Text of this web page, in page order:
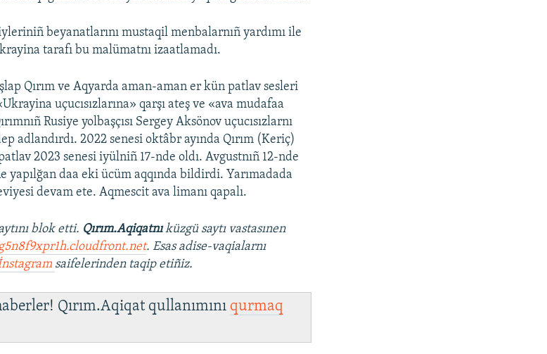
beyanatlarını mustaqil menbalarnıñ yardımı ile
tarafı bu malümatnı izaatlamadı.
Qırım ve Aqyarda aman-aman er kün patlav sesleri
uçucısızlarına» qarşı ateş ve «ava mudafaa
Rusiye yolbaşçısı Sergey Aksönov uçucısızlarnı
adlandırdı. 2022 senesi oktâbr ayında Qırım (Keriç)
2023 senesi iyülniñ 17-nde oldı. Avgustnıñ 12-nde
daa eki ücüm aqqında bildirdi. Yarımadada
devam ete. Aqmescit ava limanı qapalı.
blok etti. Qırım.Aqiqatnıküzgü saytı vastasınen
. Esas adise-vaqialarnı
saifelerinden taqip etiñiz.
Qırım.Aqiqat qullanımını qurmaq